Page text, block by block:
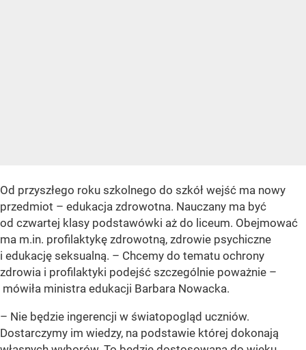
Od przyszłego roku szkolnego do szkół wejść ma nowy
przedmiot – edukacja zdrowotna. Nauczany ma być
od czwartej klasy podstawówki aż do liceum. Obejmować
ma m.in. profilaktykę zdrowotną, zdrowie psychiczne
i edukację seksualną. – Chcemy do tematu ochrony
zdrowia i profilaktyki podejść szczególnie poważnie –
mówiła ministra edukacji Barbara Nowacka.
– Nie będzie ingerencji w światopogląd uczniów.
Dostarczymy im wiedzy, na podstawie której dokonają